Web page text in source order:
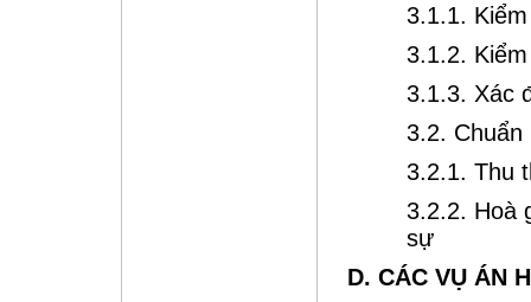
3.1.1.
3.1.2.
3.1.3. Xác
3.2. Chuẩn
3.2.1. Thu
3.2.2. Hoà
sự
D. CÁC VỤ ÁN